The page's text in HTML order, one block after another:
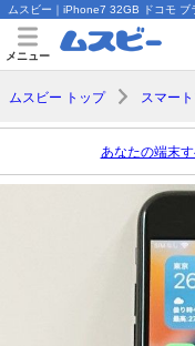
ムスビー｜iPhone7 32GB ドコモ
メニュー
ムスビー トップ スマー
あなたの端末